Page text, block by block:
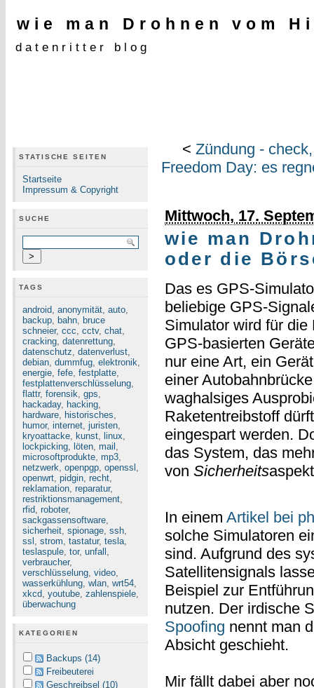
wie man Drohnen vom
datenritter blog
STATISCHE SEITEN
Startseite
Impressum & Copyright
SUCHE
TAGS
android, anonymität, auto,
backup, bahn, bruce
schneier, ccc, cctv, chat,
cracking, datenrettung,
datenschutz, datenverlust,
debian, dummfug, elektronik,
energie, fefe, festplatte,
festplattenverschlüsselung,
flattr, forensik, gps,
hackaday, hacking,
hardware, historisches,
humor, internet, juristen,
kryoattacke, kunst, linux,
lockpicking, löten, mail ,
microsoftprodukte, mp3,
netzwerk, openpgp, openssl ,
openwrt, pidgin, recht,
reklamation, reparatur,
restriktionsmanagement,
rfid, roboter,
sackgassensoftware,
sicherheit, spionage, ssh,
ssl , strom, tastatur, tesla,
teslaspule, tor, unfall ,
verbraucher,
verschlüsselung, video,
wasserkühlung, wlan, wrt54,
xkcd, youtube, zahlenspiele,
überwachung
KATEGORIEN
Backups (14)
Freibeuterei
Geschreibsel (10)
< Zündung -
Freedom Day: es
Mittwoch, 17.
wie man
oder die
Das es GPS-
beliebige GPS-
Simulator wird für
GPS-basierten
nur eine Art, ein
einer
waghalsiges
Raketentreibstoff
eingespart werden.
das System, das
von Sicherheits
In einem Artikel bei
solche Simulatoren
sind. Aufgrund des
Satellitensignals
Beispiel zur
nutzen. Der irdische
Spoofing nennt man
Absicht geschieht.
Mir fällt dabei aber